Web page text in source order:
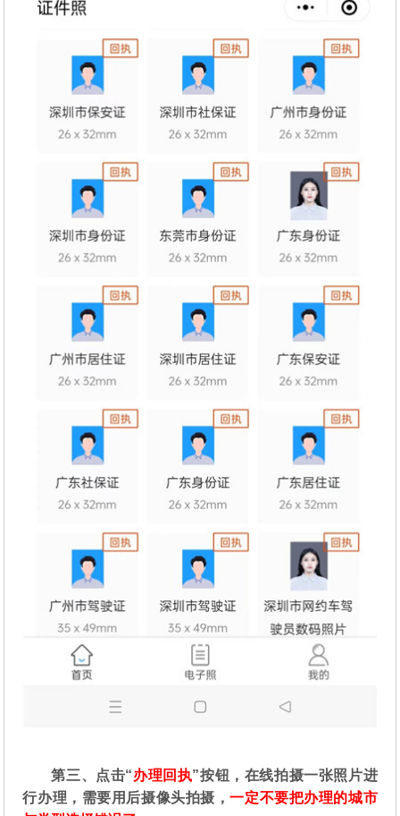
第三、点击“办理回执”按钮，在线拍摄一张照片进
行办理，需要用后摄像头拍摄，一定不要把办理的城市